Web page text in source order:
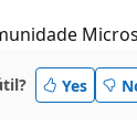
Yes